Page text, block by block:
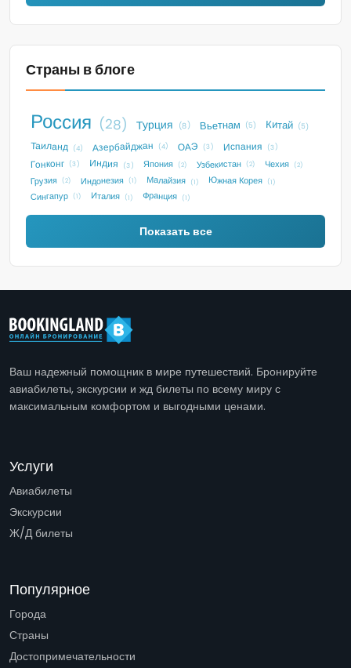
Страны в блоге
Россия (28) Турция (8) Вьетнам (5) Китай (5)
Таиланд (4) Азербайджан (4) ОАЭ (3) Испания (3)
Гонконг (3) Индия (3) Япония (2) Узбекистан (2) Чехия (2)
Грузия (2) Индонезия (1) Малайзия (1) Южная Корея (1)
Сингапур (1) Италия (1) Франция (1)
Показать все
Ваш надежный помощник в мире путешествий. Бронируйте
авиабилеты, экскурсии и жд билеты по всему миру с
максимальным комфортом и выгодными ценами.
Услуги
Авиабилеты
Экскурсии
Ж/Д билеты
Популярное
Города
Страны
Достопримечательности